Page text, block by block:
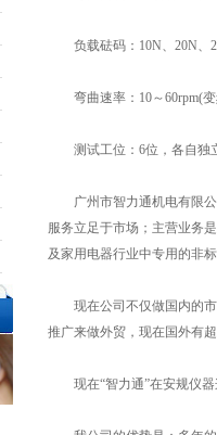
负载砝码：10N、20N、
弯曲速率：10～60rpm(变
测试工位：6位，各自独
广州市智力通机电有限公
服务立足于市场；主营业务
及家用电器行业中专用的非
现在公司不仅做国内的市
推广来做外贸，现在国外有
现在“智力通”在安规仪器